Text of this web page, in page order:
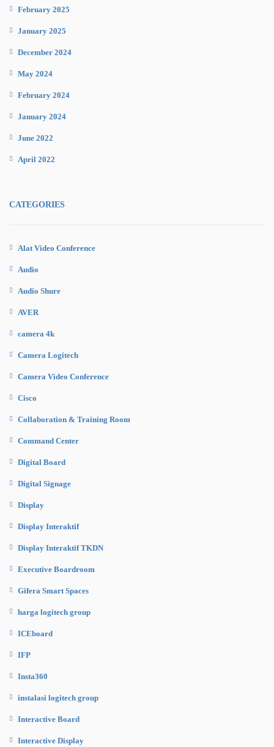
February 2025
January 2025
December 2024
May 2024
February 2024
January 2024
June 2022
April 2022
CATEGORIES
Alat Video Conference
Audio
Audio Shure
AVER
camera 4k
Camera Logitech
Camera Video Conference
Cisco
Collaboration & Training Room
Command Center
Digital Board
Digital Signage
Display
Display Interaktif
Display Interaktif TKDN
Executive Boardroom
Gifera Smart Spaces
harga logitech group
ICEboard
IFP
Insta360
instalasi logitech group
Interactive Board
Interactive Display